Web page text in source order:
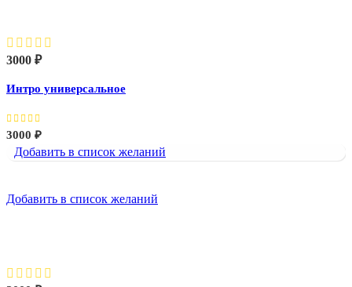
3000 ₽
Интро универсальное
3000 ₽
Добавить в список желаний
Добавить в список желаний